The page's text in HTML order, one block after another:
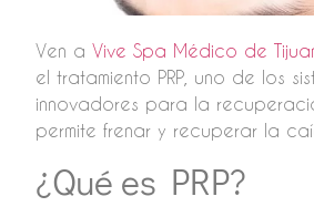
Ven a Vive Spa Médico de
el tratamiento PRP, uno de los
innovadores para la
permite frenar y recuperar la
¿Qué es PRP?